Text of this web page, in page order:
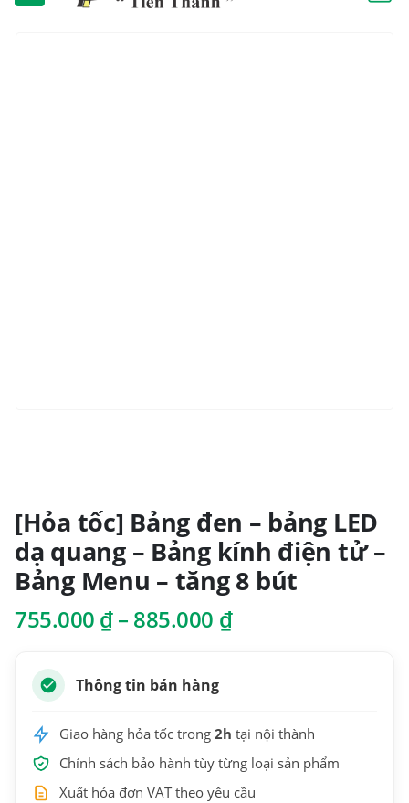
[Hỏa tốc] Bảng đen – bảng LED
dạ quang – Bảng kính điện tử –
Bảng Menu – tăng 8 bút
755.000 ₫– 885.000 ₫Khoảng
885.000 ₫
Thông tin bán hàng
Giao hàng hỏa tốc trong 2h tại nội thành
Chính sách bảo hành tùy từng loại sản phẩm
Xuất hóa đơn VAT theo yêu cầu